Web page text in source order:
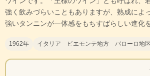
強く飲みづらいこともありますが、熟成によ
強いタンニンが一体感をもちすばらしい進化
1962年 イタリア ピエモンテ地方 バローロ地区